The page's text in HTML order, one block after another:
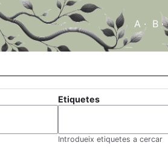
A · B
Etiquetes
Introdueix etiquetes a cercar